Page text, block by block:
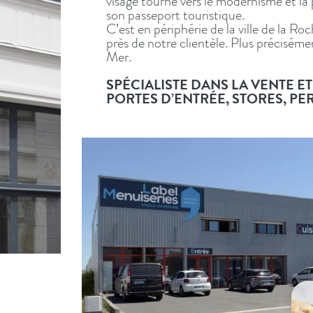
son passeport touristique.
C’est en périphérie de la ville de la
près de notre clientèle. Plus
Mer.
SPÉCIALISTE DANS LA VENTE
PORTES D’ENTRÉE, STORES,